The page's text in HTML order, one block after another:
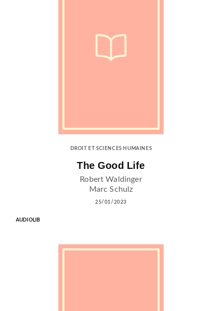
DROIT ET SCIENCES HUMAINES
The Good Life
Robert Waldinger
Marc Schulz
25/01/2023
AUDIOLIB